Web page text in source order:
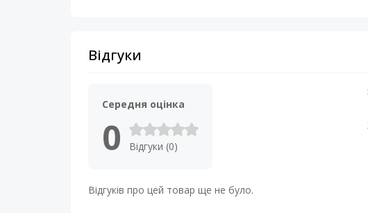
Відгуки
Середня оцінка
0 Відгуки (0)
Відгуків про цей товар ще не було.